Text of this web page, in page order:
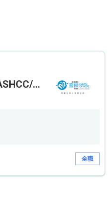
技工 (編號：SASHCC/A/CTE)
全職